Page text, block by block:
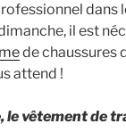
dans
il est
de chaussures
attend !
vêtement de